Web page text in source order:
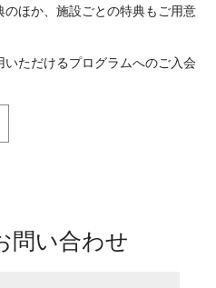
ほか、施設ごとの特典もご用意
ただけるプログラムへのご入会
問い合わせ